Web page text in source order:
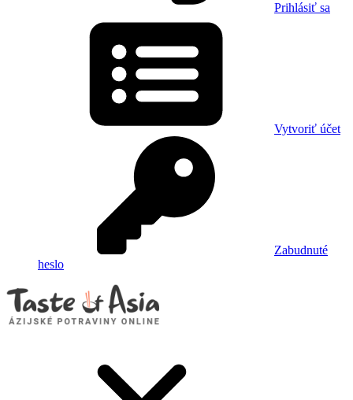
Prihlásiť sa
Vytvoriť účet
Zabudnuté
heslo